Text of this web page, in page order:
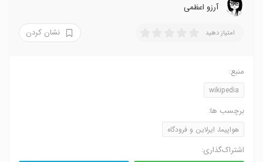
آرزو اعظمی
امتیاز دهید نشان کردن
منبع:
wikipedia
برچسب ها:
هواپیما، ایرلاین و فرودگاه
اشتراک‌گذاری: